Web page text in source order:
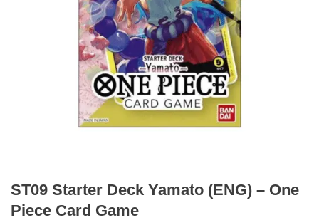
ST09 Starter Deck Yamato (ENG) – One
Piece Card Game